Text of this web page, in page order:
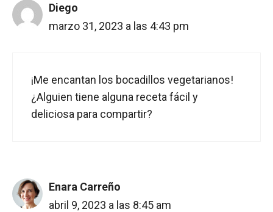
Diego
marzo 31, 2023 a las 4:43 pm
¡Me encantan los bocadillos vegetarianos!
¿Alguien tiene alguna receta fácil y
deliciosa para compartir?
Enara Carreño
abril 9, 2023 a las 8:45 am